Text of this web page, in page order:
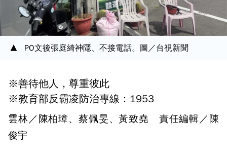
PO文後張庭綺神隱、不接電話。圖／台視新聞
※善待他人，尊重彼此
※教育部反霸凌防治專線：1953
雲林／陳柏璋、蔡佩旻、黃致堯 責任編輯／陳
俊宇